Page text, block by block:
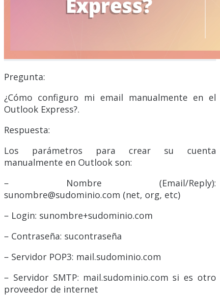
Pregunta:
¿Cómo configuro mi email manualmente en el
Outlook Express?.
Respuesta:
Los parámetros para crear su cuenta
manualmente en Outlook son:
– Nombre (Email/Reply):
sunombre@sudominio.com (net, org, etc)
– Login: sunombre+sudominio.com
– Contraseña: sucontraseña
– Servidor POP3: mail.sudominio.com
– Servidor SMTP: mail.sudominio.com si es otro
proveedor de internet